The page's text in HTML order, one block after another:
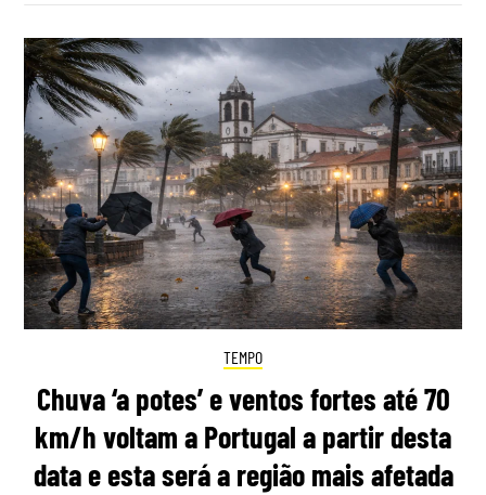
TEMPO
Chuva ‘a potes’ e ventos fortes até 70
km/h voltam a Portugal a partir desta
data e esta será a região mais afetada